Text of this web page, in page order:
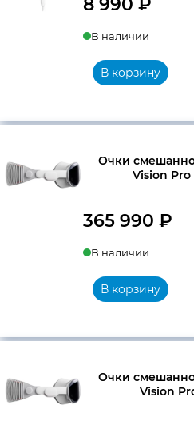
В наличии
В корзину
Очки
Vision Pro
365 990 ₽
В наличии
В корзину
Очки
Vision